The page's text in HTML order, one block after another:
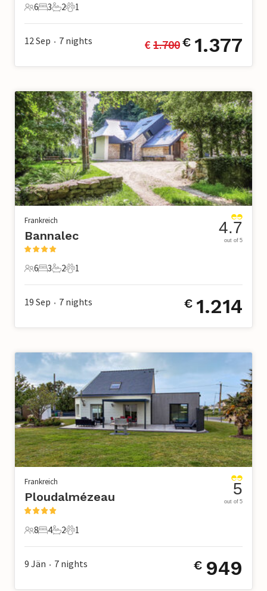
6 Gäste
6
3 Schlafzimmer
3
2 Badezimmer
2
1 Haustier
1
12 Sep • 7 nights € 1.700€ 1.377
Frankreich
Bannalec
6 Gäste
6
3 Schlafzimmer
3
2 Badezimmer
2
1 Haustier
1
4.7
out of 5
19 Sep • 7 nights € 1.214
Frankreich
Ploudalmézeau
8 Gäste
8
4 Schlafzimmer
4
2 Badezimmer
2
1 Haustier
1
5
out of 5
9 Jän • 7 nights € 949